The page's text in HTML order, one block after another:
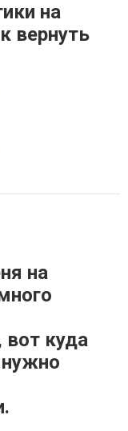
на
вернуть
на
вот куда